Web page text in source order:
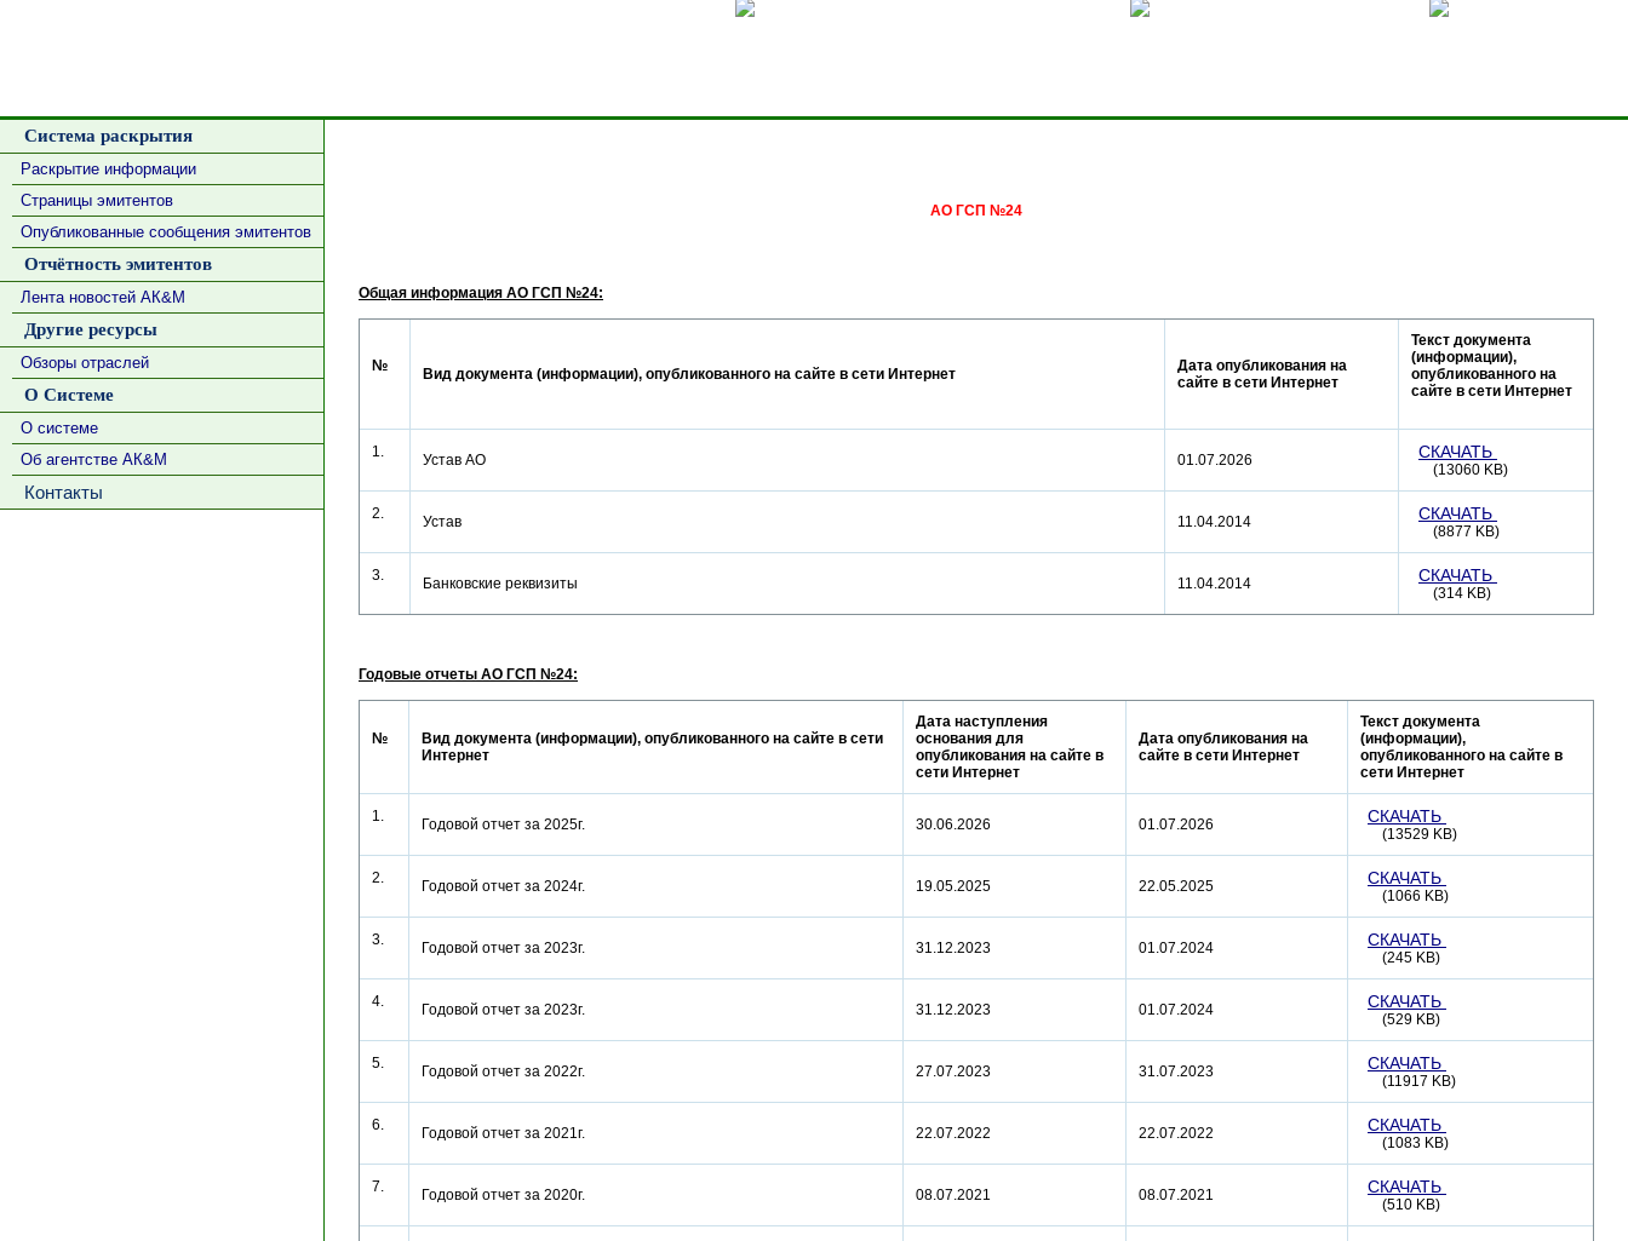
Система раскрытия
Раскрытие информации
Страницы эмитентов
Опубликованные сообщения эмитентов
Отчётность эмитентов
Лента новостей АК&М
Другие ресурсы
Обзоры отраслей
О Системе
О системе
Об агентстве АК&М
Контакты
АО ГСП №24
Общая информация АО ГСП №24:
№ Вид документа (информации), опубликованного на сайте в сети Интернет
Дата опубликования на
сайте в сети Интернет
Текст документа
(информации),
опубликованного на
сайте в сети Интернет
1. Устав АО 01.07.2026 СКАЧАТЬ
(13060 KB)
2. Устав 11.04.2014 СКАЧАТЬ
(8877 KB)
3. Банковские реквизиты 11.04.2014 СКАЧАТЬ
(314 KB)
Годовые отчеты АО ГСП №24:
№
Вид документа (информации), опубликованного на сайте в сети
Интернет
Дата наступления
основания для
опубликования на сайте в
сети Интернет
Дата опубликования на
сайте в сети Интернет
Текст документа
(информации),
опубликованного на сайте в
сети Интернет
1. Годовой отчет за 2025г. 30.06.2026 01.07.2026 СКАЧАТЬ
(13529 KB)
2. Годовой отчет за 2024г. 19.05.2025 22.05.2025 СКАЧАТЬ
(1066 KB)
3. Годовой отчет за 2023г. 31.12.2023 01.07.2024 СКАЧАТЬ
(245 KB)
4. Годовой отчет за 2023г. 31.12.2023 01.07.2024 СКАЧАТЬ
(529 KB)
5. Годовой отчет за 2022г. 27.07.2023 31.07.2023 СКАЧАТЬ
(11917 KB)
6. Годовой отчет за 2021г. 22.07.2022 22.07.2022 СКАЧАТЬ
(1083 KB)
7. Годовой отчет за 2020г. 08.07.2021 08.07.2021 СКАЧАТЬ
(510 KB)